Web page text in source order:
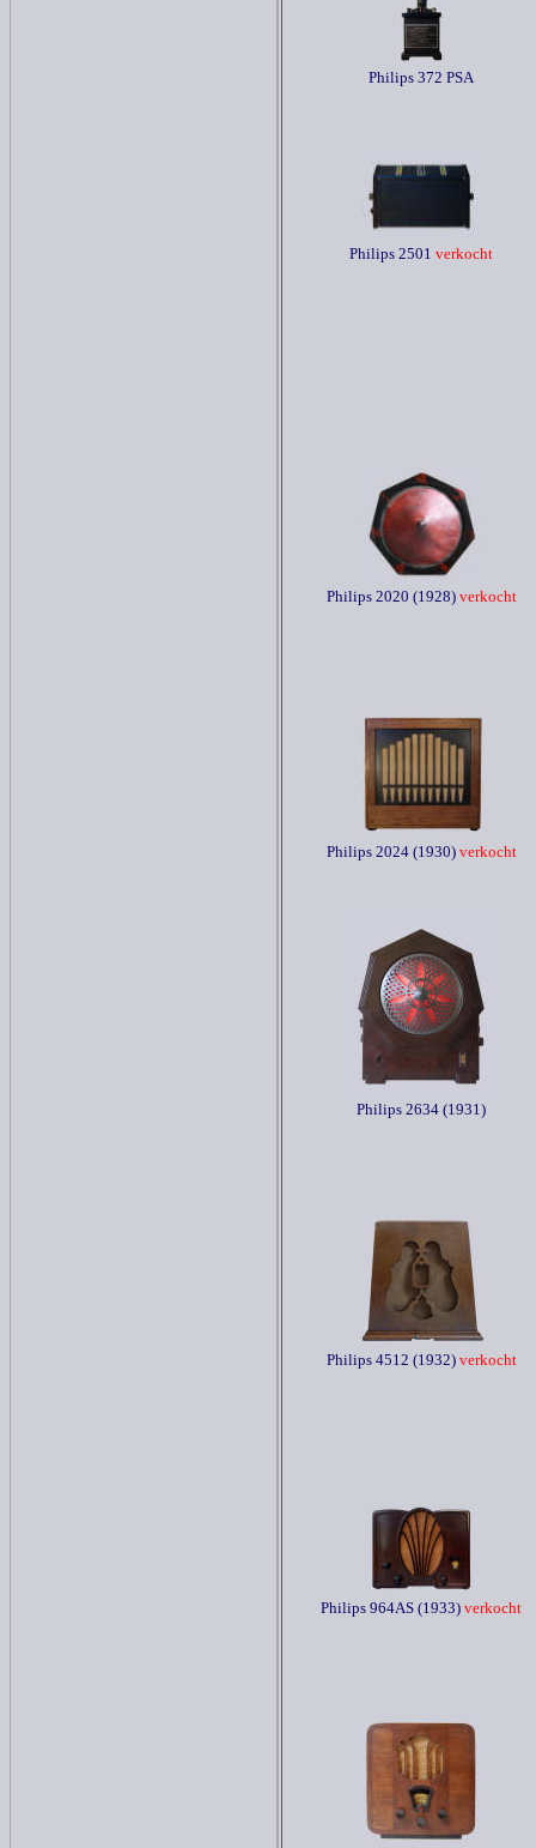
Philips 372 PSA
Philips 2501 verkocht
Philips 2020 (1928)verkocht
Philips 2024 (1930)verkocht
Philips 2634 (1931)
Philips 4512 (1932)verkocht
Philips 964AS (1933) verkocht